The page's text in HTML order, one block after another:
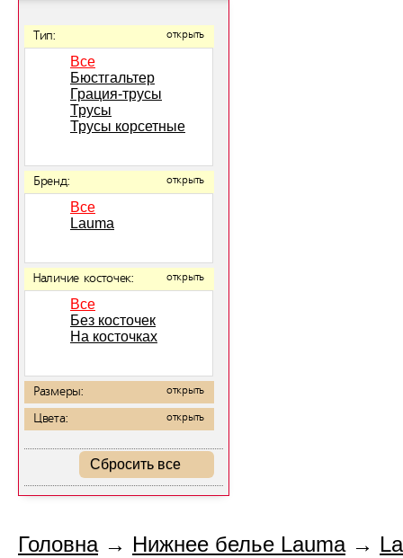
Тип: открыть
Все
Бюстгальтер
Грация-трусы
Трусы
Трусы корсетные
Бренд: открыть
Все
Lauma
Наличие косточек: открыть
Все
Без косточек
На косточках
Размеры: открыть
Цвета: открыть
Сбросить все
Головна→ Нижнее белье Lauma→